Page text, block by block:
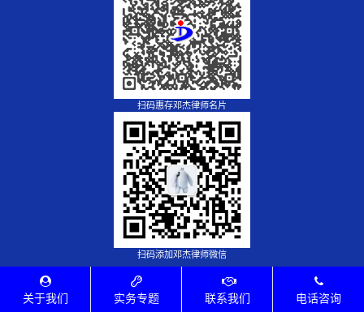
扫码惠存邓杰律师名片
扫码添加邓杰律师微信
关于我们 实务专题 联系我们 电话咨询